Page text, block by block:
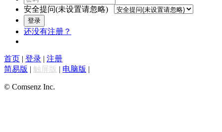
安全提问(未设置请忽略)
登录
还没有注册？
首页 | 登录 | 注册
简易版 | 触屏版 | 电脑版 |
© Comsenz Inc.